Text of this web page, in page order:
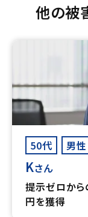
他の被
50代 男性
Kさん
提示ゼロか
円を獲得